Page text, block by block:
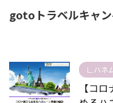
gotoトラベルキャ
∟ハネ
【コ